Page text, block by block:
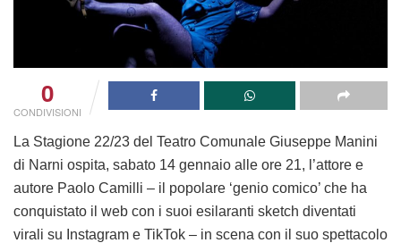
0
CONDIVISIONI
La Stagione 22/23 del Teatro Comunale Giuseppe Manini
di Narni ospita, sabato 14 gennaio alle ore 21, l’attore e
autore Paolo Camilli – il popolare ‘genio comico’ che ha
conquistato il web con i suoi esilaranti sketch diventati
virali su Instagram e TikTok – in scena con il suo spettacolo